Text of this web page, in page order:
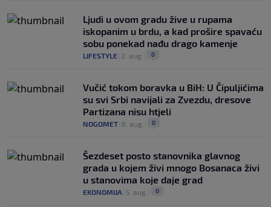
Ljudi u ovom gradu žive u rupama
iskopanim u brdu, a kad prošire spavaću
sobu ponekad nađu drago kamenje
LIFESTYLE 2. aug. 0
Vučić tokom boravka u BiH: U Čipuljićima
su svi Srbi navijali za Zvezdu, dresove
Partizana nisu htjeli
NOGOMET 6. aug. 0
Šezdeset posto stanovnika glavnog
grada u kojem živi mnogo Bosanaca živi
u stanovima koje daje grad
EKONOMIJA 5. aug. 0